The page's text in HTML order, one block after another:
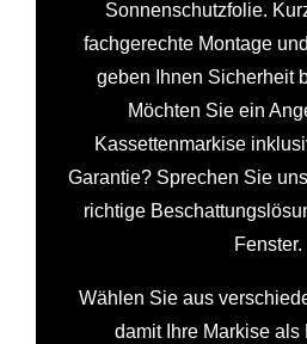
Sonnenschutzfolie.
fachgerechte Montage
geben Ihnen Sicherheit
Möchten Sie ein
Kassettenmarkise
Garantie? Sprechen Sie
richtige
Fenster.
Wählen Sie aus
damit Ihre Markise als